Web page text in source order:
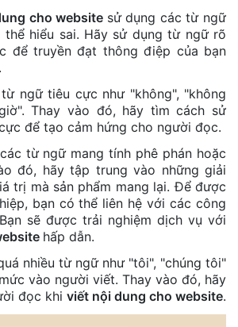
cho website sử dụng các từ ngữ
hiểu sai. Hãy sử dụng từ ngữ rõ
để truyền đạt thông điệp của bạn
ngữ tiêu cực như "không", "không
Thay vào đó, hãy tìm cách sử
để tạo cảm hứng cho người đọc.
từ ngữ mang tính phê phán hoặc
đó, hãy tập trung vào những giải
trị mà sản phẩm mang lại. Để được
bạn có thể liên hệ với các công
sẽ được trải nghiệm dịch vụ với
hấp dẫn.
nhiều từ ngữ như "tôi", "chúng tôi"
vào người viết. Thay vào đó, hãy
đọc khi viết nội dung cho website.